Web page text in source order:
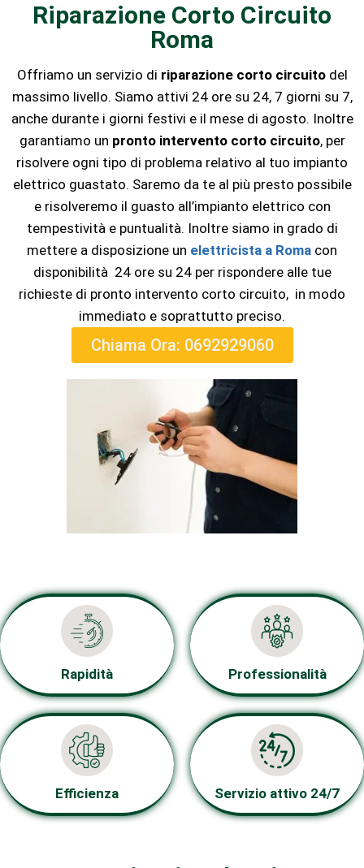
Riparazione Corto Circuito
Roma
Offriamo un servizio di riparazione corto circuitodel
massimo livello. Siamo attivi 24 ore su 24, 7 giorni su 7,
anche durante i giorni festivi e il mese di agosto. Inoltre
garantiamo un pronto intervento corto circuito, per
risolvere ogni tipo di problema relativo al tuo impianto
elettrico guastato. Saremo da te al più presto possibile
e risolveremo il guasto all’impianto elettrico con
tempestività e puntualità. Inoltre siamo in grado di
mettere a disposizione un elettricista a Roma con
disponibilità 24 ore su 24 per rispondere alle tue
richieste di pronto intervento corto circuito, in modo
immediato e soprattutto preciso.
Chiama Ora: 0692929060
Rapidità Professionalità
Efficienza Servizio attivo 24/7